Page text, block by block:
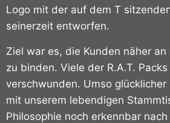
Logo mit der auf dem T
seinerzeit entworfen.
Ziel war es, die Kunden näher
zu binden. Viele der R.A.T.
verschwunden. Umso
mit unserem lebendigen
Philosophie noch erkennbar